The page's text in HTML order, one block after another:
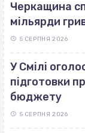
Черкащина
мільярди
5 СЕРПНЯ 2026
У Смілі
підготовки
бюджету
5 СЕРПНЯ 2026